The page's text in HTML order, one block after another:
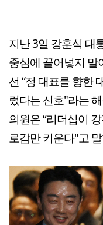
지난 3일 강훈식 대
중심에 끌어넣지 말
선 “정 대표를 향한
렀다는 신호"라는
의원은 “리더십이
로감만 키운다"고